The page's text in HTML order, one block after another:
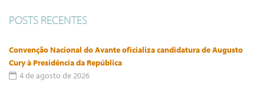
POSTS RECENTES
Convenção Nacional do Avante oficializa candidatura de Augusto
Cury à Presidência da República
4 de agosto de 2026